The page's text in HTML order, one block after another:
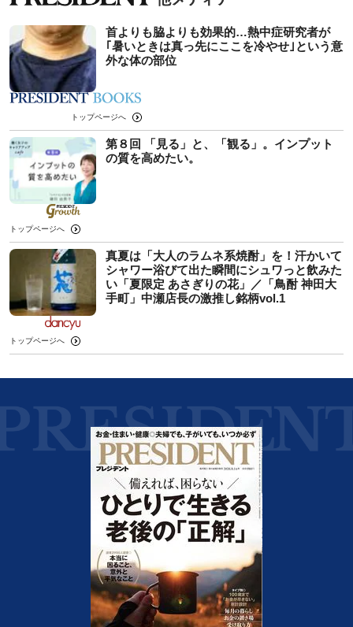
首よりも脇よりも効果的…熱中症研究者が
｢暑いときは真っ先にここを冷やせ｣という意
外な体の部位
トップページへ
第８回 「見る」と、「観る」。インプット
の質を高めたい。
トップページへ
真夏は「大人のラムネ系焼酎」を！汗かいて
シャワー浴びて出た瞬間にシュワっと飲みた
い「夏限定 あさぎりの花」／「鳥酎 神田大
手町」中瀬店長の激推し銘柄vol.1
トップページへ